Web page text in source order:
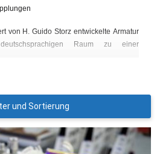
von H. Guido Storz entwickelte Armatur
Raum zu einer
und Sortierung